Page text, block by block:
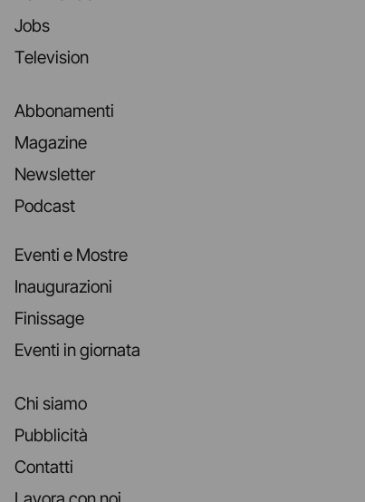
Jobs
Television
Abbonamenti
Magazine
Newsletter
Podcast
Eventi e Mostre
Inaugurazioni
Finissage
Eventi in giornata
Chi siamo
Pubblicità
Contatti